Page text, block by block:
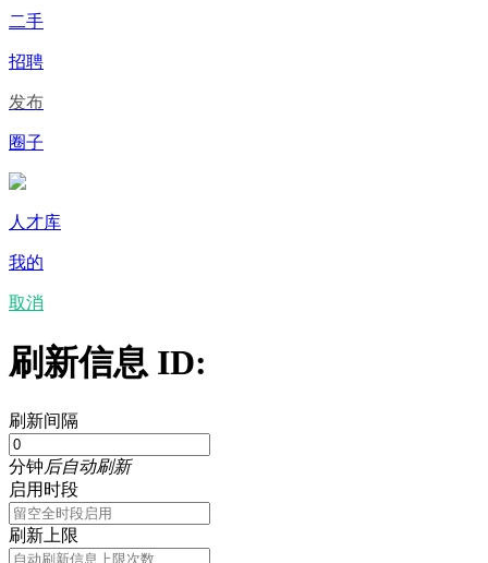
二手
招聘
发布
圈子
人才库
我的
取消
刷新信息 ID:
刷新间隔
分钟后自动刷新
启用时段
刷新上限